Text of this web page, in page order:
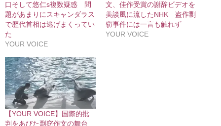
口そして悠仁s複数疑惑 問
題があまりにスキャンダラス
で歴代首相は逃げまくってい
た
YOUR VOICE
文、佳作受賞の謝辞ビデオを
美談風に流したNHK 盗作剽
窃事件には一言も触れず
YOUR VOICE
【YOUR VOICE】国際的批
判をあびた剽窃作文の舞台